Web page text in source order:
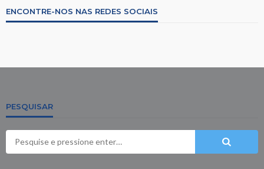
ENCONTRE-NOS NAS REDES SOCIAIS
PESQUISAR